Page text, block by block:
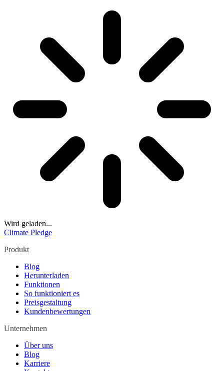
Wird geladen...
Climate Pledge
Produkt
Blog
Herunterladen
Funktionen
So funktioniert es
Preisgestaltung
Kundenbewertungen
Unternehmen
Über uns
Blog
Karriere